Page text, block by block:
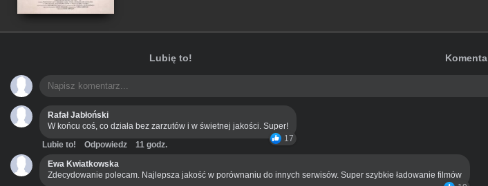
Lubię to!
Rafał Jabłoński
W końcu coś, co działa bez zarzutów i w świetnej jakości. Super!
17
Lubie to! Odpowiedz
11 godz.
Ewa Kwiatkowska
Zdecydowanie polecam. Najlepsza jakość w porównaniu do innych serwisów. Super szybkie ładowanie filmów